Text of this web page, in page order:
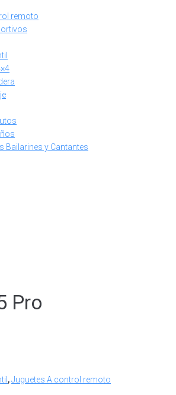
remoto
Bailarines y Cantantes
Pro
,Juguetes A control remoto